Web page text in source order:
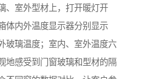
、室外型材上，打开暖灯开
体内外温度显示器分别显示
玻璃温度；室内、室外温度六
地感受到门窗玻璃和型材的隔